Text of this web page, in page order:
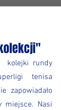
kolejki rundy
tenisa
zapowiadało
miejsce. Nasi